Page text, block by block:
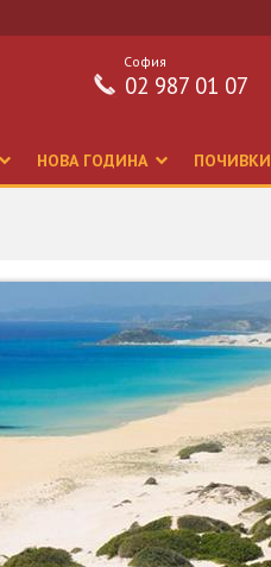
София
02 987 01 07
НОВА ГОДИНА ПОЧИВКИ